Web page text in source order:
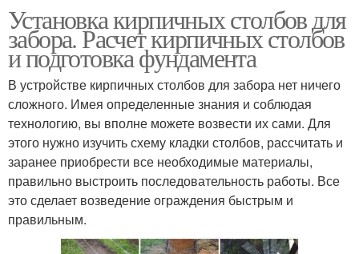
Установка кирпичных столбов для
забора. Расчет кирпичных столбов
и подготовка фундамента
В устройстве кирпичных столбов для забора нет ничего
сложного. Имея определенные знания и соблюдая
технологию, вы вполне можете возвести их сами. Для
этого нужно изучить схему кладки столбов, рассчитать и
заранее приобрести все необходимые материалы,
правильно выстроить последовательность работы. Все
это сделает возведение ограждения быстрым и
правильным.